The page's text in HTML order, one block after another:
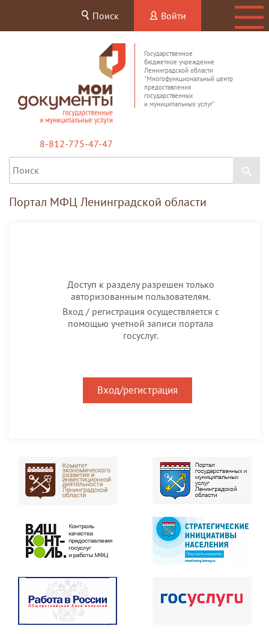
Поиск Войти
Государственное
бюджетное учреждение
Ленинградской области
"Многофункциональный центр
предоставления
государственных
и муниципальных услуг"
8-812-775-47-47
Портал МФЦ Ленинградской области
Доступ к разделу разрешен только
авторизованным пользователям.
Вход / регистрация осуществляется с
помощью учетной записи портала
госуслуг.
Вход/регистрация